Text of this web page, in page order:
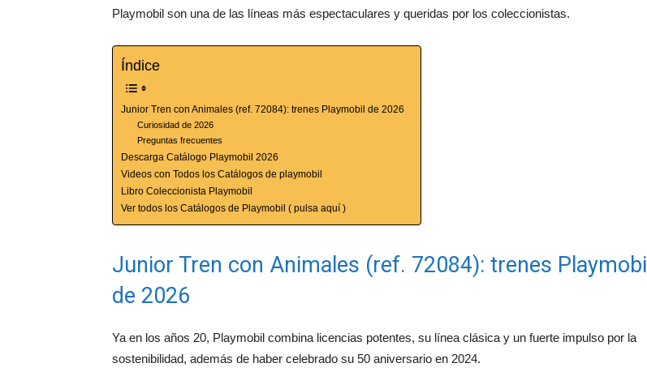
Playmobil son una de las líneas más espectaculares y queridas por los coleccionistas.
Índice
Junior Tren con Animales (ref. 72084): trenes Playmobil de 2026
Curiosidad de 2026
Preguntas frecuentes
Descarga Catálogo Playmobil 2026
Videos con Todos los Catálogos de playmobil
Libro Coleccionista Playmobil
Ver todos los Catálogos de Playmobil ( pulsa aquí )
Junior Tren con Animales (ref. 72084): trenes Playmobil
de 2026
Ya en los años 20, Playmobil combina licencias potentes, su línea clásica y un fuerte impulso por la
sostenibilidad, además de haber celebrado su 50 aniversario en 2024.